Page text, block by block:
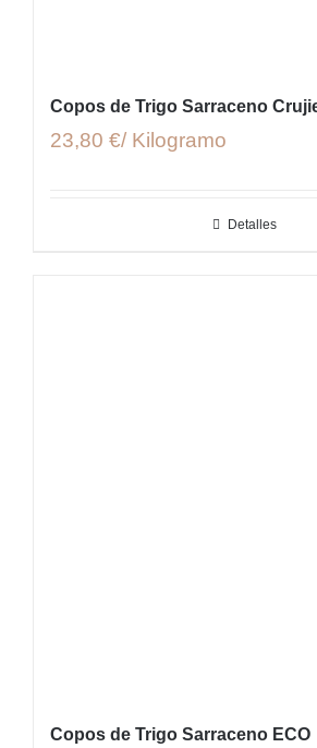
Copos de Trigo Sarraceno
23,80 €/ Kilogramo
Detalles
Copos de Trigo Sarraceno ECO